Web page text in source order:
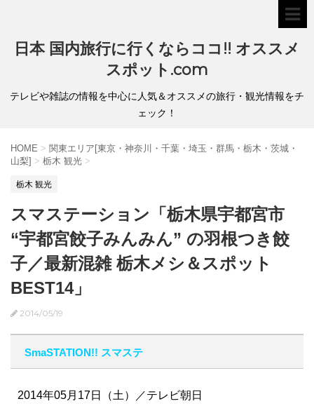
日本 国内旅行に行くならココ!! オススメ
スポット.com
テレビや雑誌の情報を中心に人気＆オススメの旅行・観光情報をチ
ェック！
HOME > 関東エリア[東京・神奈川・千葉・埼玉・群馬・栃木・茨城・
山梨] > 栃木 観光 >
栃木 観光
スマステーション「栃木県宇都宮市
“宇都宮餃子みんみん” の羽根つき餃
子／最新混雑 栃木メシ＆スポット
BEST14」
2014/05/19
SmaSTATION!! スマステ
2014年05月17日（土）／テレビ朝日